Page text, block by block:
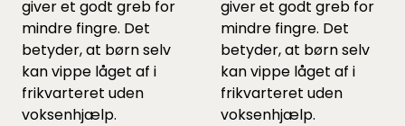
giver et godt greb for
mindre fingre. Det
betyder, at børn selv
kan vippe låget af i
frikvarteret uden
voksenhjælp.
giver et godt greb for
mindre fingre. Det
betyder, at børn selv
kan vippe låget af i
frikvarteret uden
voksenhjælp.